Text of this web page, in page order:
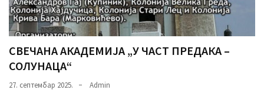
СВЕЧАНА АКАДЕМИЈА „У ЧАСТ ПРЕДАКА –
СОЛУНАЦА“
27. септембар 2025. Admin